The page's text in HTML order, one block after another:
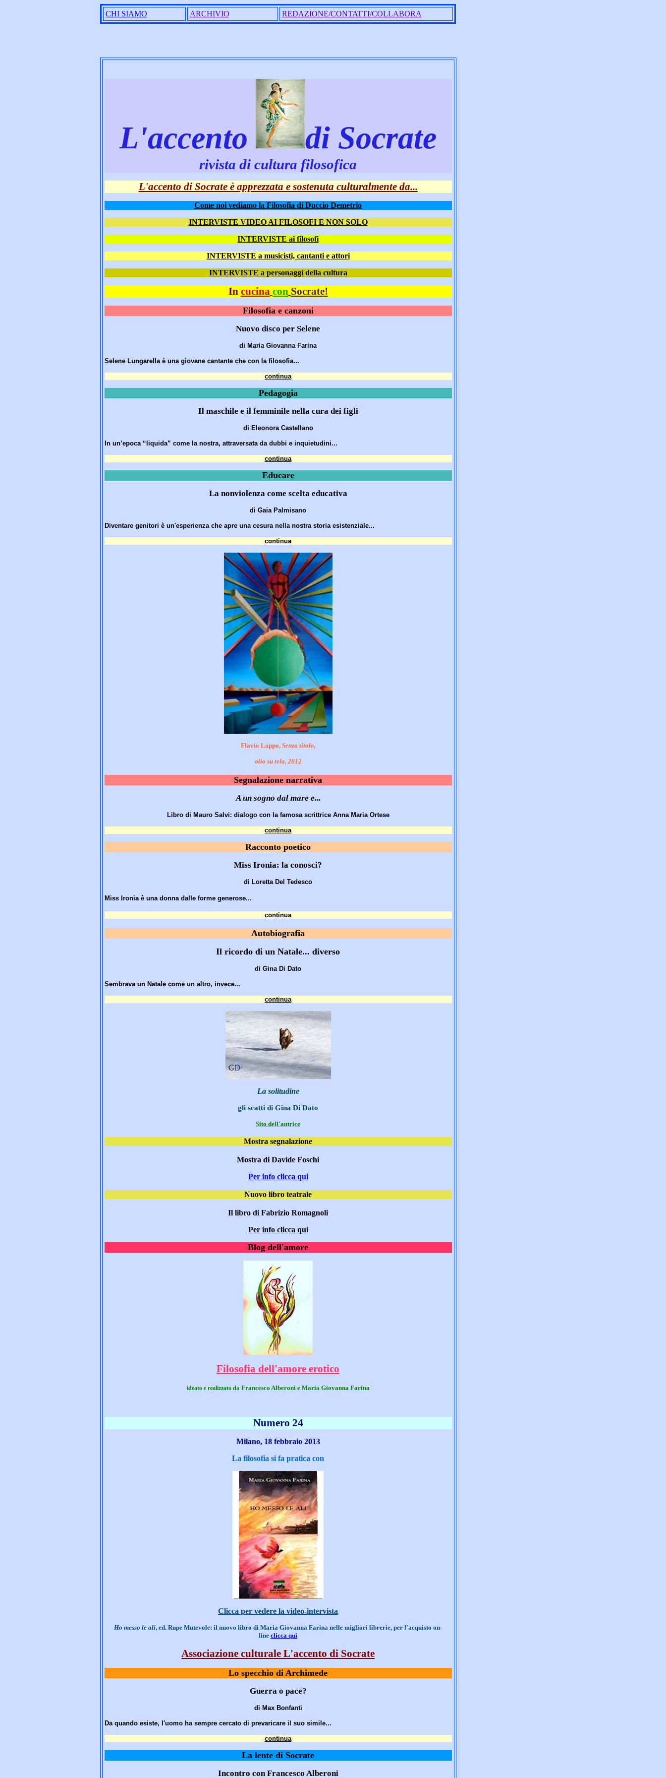
CHI SIAMO ARCHIVIO REDAZIONE/CONTATTI/COLLABORA
L'accento di Socrate
rivista di cultura filosofica
L'accento di Socrate è apprezzata e sostenuta culturalmente da...
Come noi vediamo la Filosofia di Duccio Demetrio
INTERVISTE VIDEO AI FILOSOFI E NON SOLO
INTERVISTE ai filosofi
INTERVISTE a musicisti, cantanti e attori
INTERVISTE a personaggi della cultura
In cucina con Socrate!
Filosofia e canzoni
Nuovo disco per Selene
di Maria Giovanna Farina
Selene Lungarella è una giovane cantante che con la filosofia...
continua
Pedagogia
Il maschile e il femminile nella cura dei figli
di Eleonora Castellano
In un’epoca “liquida” come la nostra, attraversata da dubbi e inquietudini...
continua
Educare
La nonviolenza come scelta educativa
di Gaia Palmisano
Diventare genitori è un'esperienza che apre una cesura nella nostra storia esistenziale...
continua
Flavio Lappo, Senza titolo,
olio su tela, 2012
Segnalazione narrativa
A un sogno dal mare e...
Libro di Mauro Salvi: dialogo con la famosa scrittrice Anna Maria Ortese
continua
Racconto poetico
Miss Ironia: la conosci?
di Loretta Del Tedesco
Miss Ironia è una donna dalle forme generose...
continua
Autobiografia
Il ricordo di un Natale... diverso
di Gina Di Dato
Sembrava un Natale come un altro, invece...
continua
La solitudine
gli scatti di Gina Di Dato
Sito dell'autrice
Mostra segnalazione
Mostra di Davide Foschi
Per info clicca qui
Nuovo libro teatrale
Il libro di Fabrizio Romagnoli
Per info clicca qui
Blog dell'amore
Filosofia dell'amore erotico
ideato e realizzato da Francesco Alberoni e Maria Giovanna Farina
Numero 24
Milano, 18 febbraio 2013
La filosofia si fa pratica con
Clicca per vedere la video-intervista
Ho messo le ali, ed. Rupe Mutevole: il nuovo libro di Maria Giovanna Farina nelle migliori librerie, per l'acquisto on-
lineclicca qui
Associazione culturale L'accento di Socrate
Lo specchio di Archimede
Guerra o pace?
di Max Bonfanti
Da quando esiste, l'uomo ha sempre cercato di prevaricare il suo simile...
continua
La lente di Socrate
Incontro con Francesco Alberoni